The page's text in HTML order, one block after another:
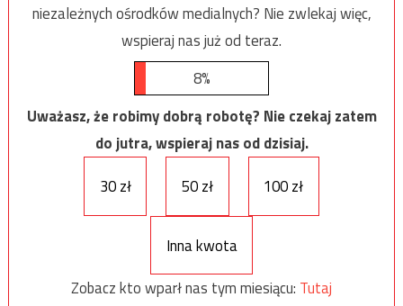
niezależnych ośrodków medialnych? Nie zwlekaj więc,
wspieraj nas już od teraz.
8%
Uważasz, że robimy dobrą robotę? Nie czekaj zatem
do jutra, wspieraj nas od dzisiaj.
30 zł
50 zł 100 zł
Inna kwota
Zobacz kto wparł nas tym miesiącu: Tutaj